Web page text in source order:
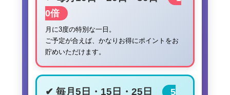
0倍
月に3度の特別な一日。
ご予定が合えば、かなりお得にポイントをお
貯めいただけます。
✔ 毎月5日・15日・25日 5